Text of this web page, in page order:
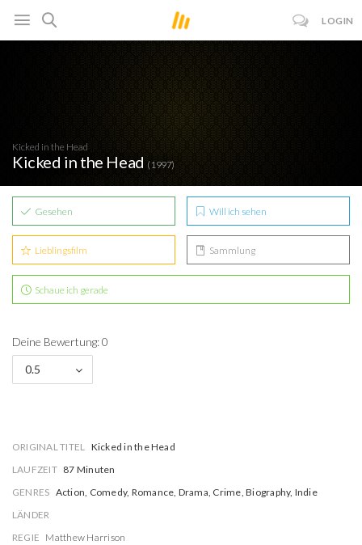
LOGIN
Kicked in the Head
Kicked in the Head (1997)
Gesehen Will ich sehen
Lieblingsfilm Sammlung
Schaue ich gerade
Deine Bewertung: 0
0.5
ORIGINAL TITEL Kicked in the Head
LAUFZEIT 87 Minuten
GENRES Action, Comedy, Romance, Drama, Crime, Biography, Indie
LÄNDER
REGIE Matthew Harrison